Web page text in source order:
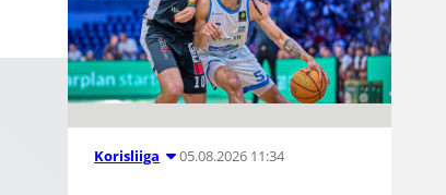
Korisliiga 05.08.2026 11:34